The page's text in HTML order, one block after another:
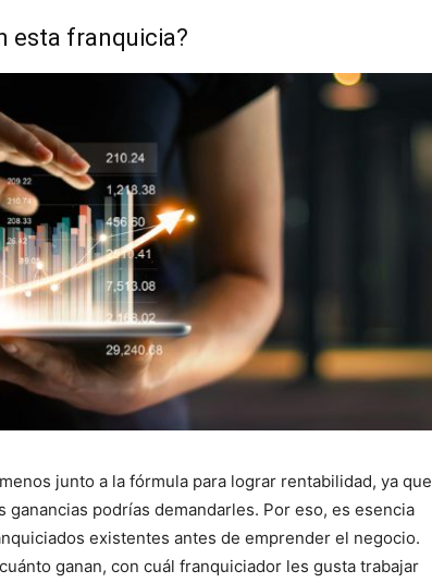
esta franquicia?
junto a la fórmula para lograr rentabilidad, ya que
podrías demandarles. Por eso, es esencia
existentes antes de emprender el negocio.
ganan, con cuál franquiciador les gusta trabajar